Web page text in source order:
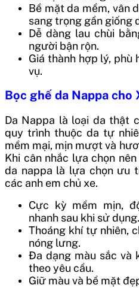
Bề mặt da mềm, vân
sang trọng gần giống
Dễ dàng lau chùi
người bận rộn.
Giá thành hợp lý, phù
vụ.
Bọc ghế da Nappa cho
Da Nappa là loại da thật
quy trình thuộc da tự
mềm mại, mịn mượt và
Khi cân nhắc lựa chọn
da nappa là lựa chọn ưu
các anh em chủ xe.
Cực kỳ mềm mịn,
nhanh sau khi sử dụng.
Thoáng khí tự nhiên,
nóng lưng.
Đa dạng màu sắc và
theo yêu cầu.
Giữ màu và bề mặt